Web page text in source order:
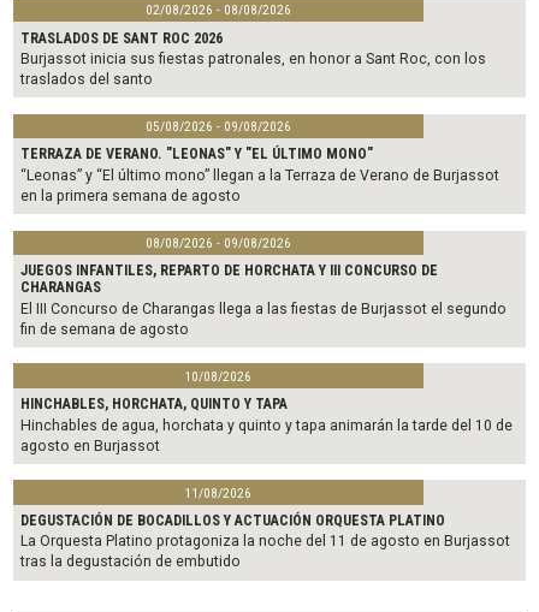
02/08/2026 - 08/08/2026
TRASLADOS DE SANT ROC 2026
Burjassot inicia sus fiestas patronales, en honor a Sant Roc, con los
traslados del santo
05/08/2026 - 09/08/2026
TERRAZA DE VERANO. "LEONAS" Y "EL ÚLTIMO MONO"
“Leonas” y “El último mono” llegan a la Terraza de Verano de Burjassot
en la primera semana de agosto
08/08/2026 - 09/08/2026
JUEGOS INFANTILES, REPARTO DE HORCHATA Y III CONCURSO DE
CHARANGAS
El III Concurso de Charangas llega a las fiestas de Burjassot el segundo
fin de semana de agosto
10/08/2026
HINCHABLES, HORCHATA, QUINTO Y TAPA
Hinchables de agua, horchata y quinto y tapa animarán la tarde del 10 de
agosto en Burjassot
11/08/2026
DEGUSTACIÓN DE BOCADILLOS Y ACTUACIÓN ORQUESTA PLATINO
La Orquesta Platino protagoniza la noche del 11 de agosto en Burjassot
tras la degustación de embutido